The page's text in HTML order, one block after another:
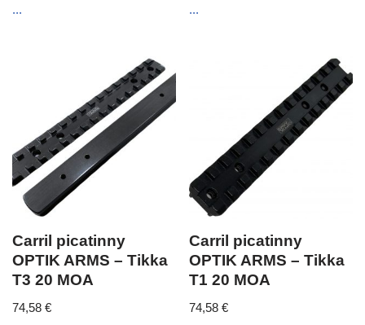
...
...
Carril picatinny
OPTIK ARMS – Tikka
T3 20 MOA
74,58 €
Carril picatinny
OPTIK ARMS – Tikka
T1 20 MOA
74,58€